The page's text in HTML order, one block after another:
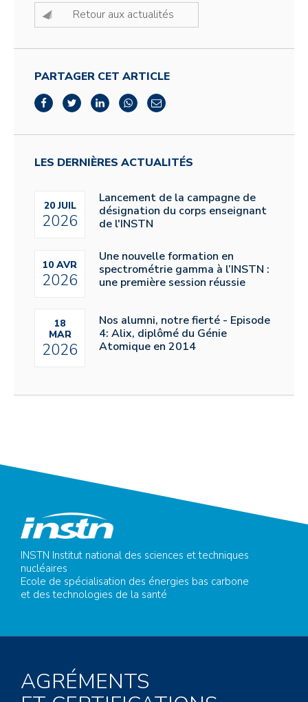
Retour aux actualités
PARTAGER CET ARTICLE
LES DERNIÈRES ACTUALITÉS
20 JUIL
2026
Lancement de la campagne de
désignation du corps enseignant
de l'INSTN
10 AVR
2026
Une nouvelle formation en
spectrométrie gamma à l’INSTN :
une première session réussie
18
MAR
2026
Nos alumni, notre fierté - Episode
4: Alix, diplômé du Génie
Atomique en 2014
INSTN Institut national des sciences et techniques
nucléaires
Ecole de spécialisation des énergies bas carbone
et des technologies de la santé
AGRÉMENTS